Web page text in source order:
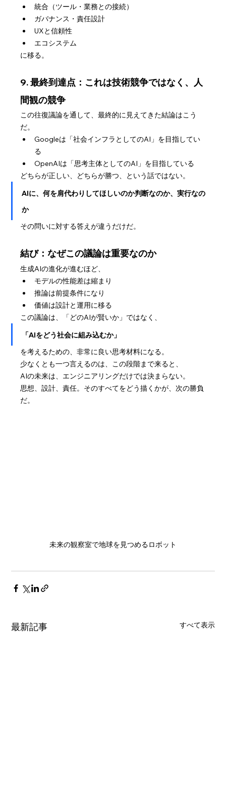
統合（ツール・業務との接続）
ガバナンス・責任設計
UXと信頼性
エコシステム
に移る。
9. 最終到達点：これは技術競争ではなく、人
間観の競争
この往復議論を通して、最終的に見えてきた結論はこう
だ。
Googleは「社会インフラとしてのAI」を目指してい
る
OpenAIは「思考主体としてのAI」を目指している
どちらが正しい、どちらが勝つ、という話ではない。
AIに、何を肩代わりしてほしいのか判断なのか、実行なの
か
その問いに対する答えが違うだけだ。
結び：なぜこの議論は重要なのか
生成AIの進化が進むほど、
モデルの性能差は縮まり
推論は前提条件になり
価値は設計と運用に移る
この議論は、「どのAIが賢いか」ではなく、
「AIをどう社会に組み込むか」
を考えるための、非常に良い思考材料になる。
少なくとも一つ言えるのは、この段階まで来ると、
AIの未来は、エンジニアリングだけでは決まらない。
思想、設計、責任。そのすべてをどう描くかが、次の勝負
だ。
未来の観察室で地球を見つめるロボット
最新記事 すべて表示